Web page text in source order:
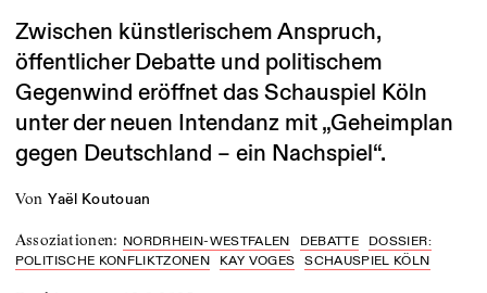
Zwischen künstlerischem Anspruch,
öffentlicher Debatte und politischem
Gegenwind eröffnet das Schauspiel Köln
unter der neuen Intendanz mit „Geheimplan
gegen Deutschland – ein Nachspiel“.
von Yaël Koutouan
Assoziationen: NORDRHEIN-WESTFALEN DEBATTE
DOSSIER:
POLITISCHE KONFLIKTZONEN
KAY VOGES SCHAUSPIEL KÖLN